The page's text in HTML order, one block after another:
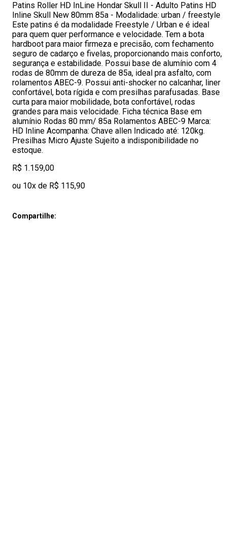
Patins Roller HD InLine Hondar Skull II - Adulto Patins HD
Inline Skull New 80mm 85a - Modalidade: urban / freestyle
Este patins é da modalidade Freestyle / Urban e é ideal
para quem quer performance e velocidade. Tem a bota
hardboot para maior firmeza e precisão, com fechamento
seguro de cadarço e fivelas, proporcionando mais conforto,
segurança e estabilidade. Possui base de alumínio com 4
rodas de 80mm de dureza de 85a, ideal pra asfalto, com
rolamentos ABEC-9. Possui anti-shocker no calcanhar, liner
confortável, bota rígida e com presilhas parafusadas. Base
curta para maior mobilidade, bota confortável, rodas
grandes para mais velocidade. Ficha técnica Base em
alumínio Rodas 80 mm/ 85a Rolamentos ABEC-9 Marca:
HD Inline Acompanha: Chave allen Indicado até: 120kg.
Presilhas Micro Ajuste Sujeito a indisponibilidade no
estoque.
R$ 1.159,00
ou 10x de R$ 115,90
Compartilhe: